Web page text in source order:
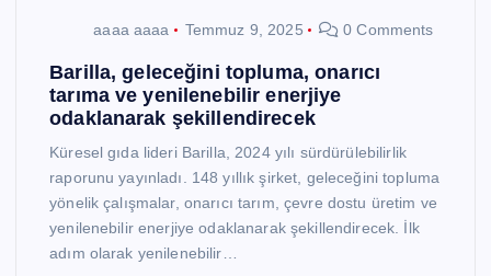
aaaa aaaa Temmuz 9, 2025 0 Comments
Barilla, geleceğini topluma, onarıcı
tarıma ve yenilenebilir enerjiye
odaklanarak şekillendirecek
Küresel gıda lideri Barilla, 2024 yılı sürdürülebilirlik
raporunu yayınladı. 148 yıllık şirket, geleceğini topluma
yönelik çalışmalar, onarıcı tarım, çevre dostu üretim ve
yenilenebilir enerjiye odaklanarak şekillendirecek. İlk
adım olarak yenilenebilir…